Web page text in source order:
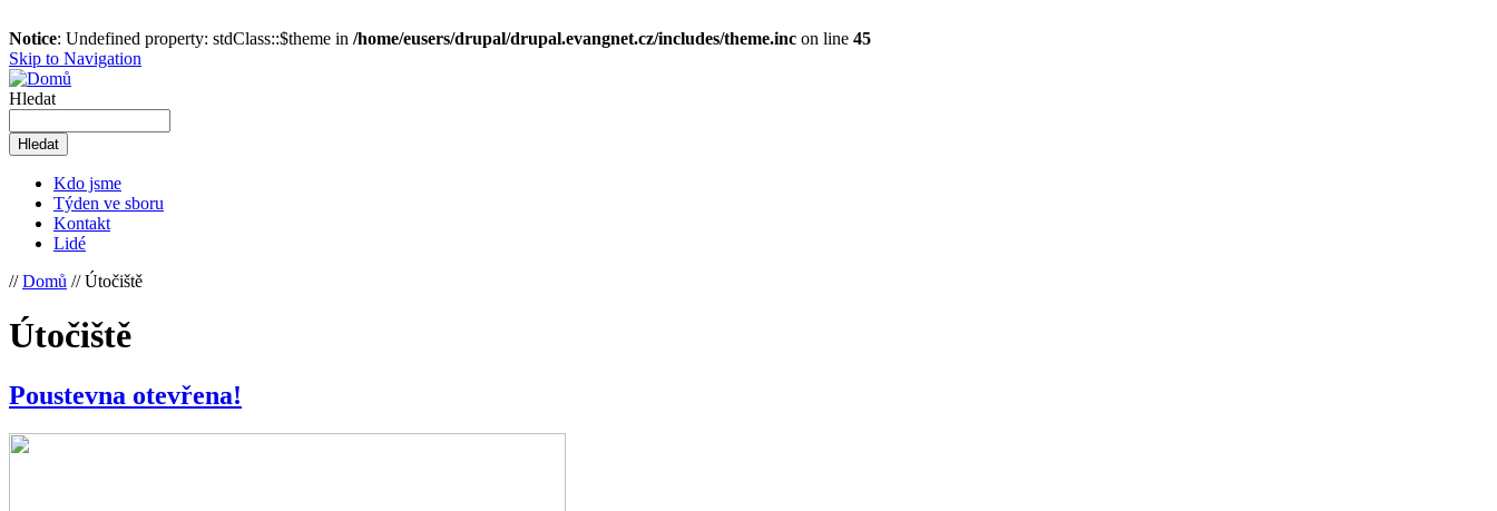
Notice: Undefined property: stdClass::$theme in /home/eusers/drupal/drupal.evangnet.cz/includes/theme.inc on line 45
Skip to Navigation
Hledat
Kdo jsme
Týden ve sboru
Kontakt
Lidé
//Domů // Útočiště
Útočiště
Poustevna otevřena!